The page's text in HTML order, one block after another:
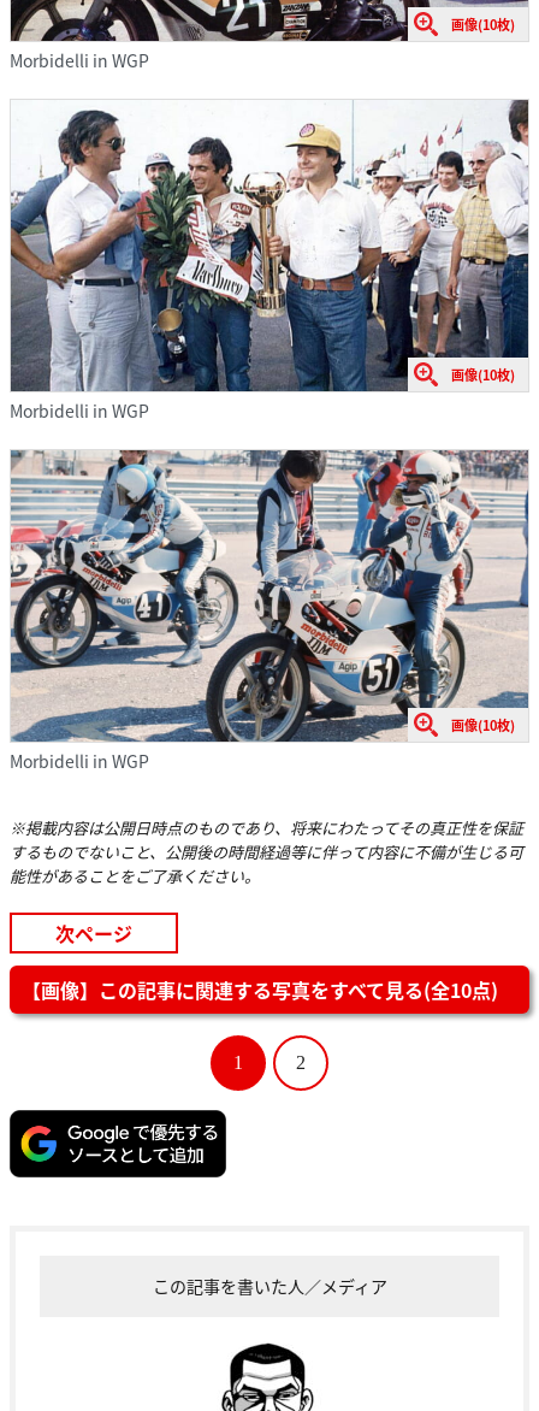
画像(10枚)
Morbidelli in WGP
画像(10枚)
Morbidelli in WGP
画像(10枚)
Morbidelli in WGP
※掲載内容は公開日時点のものであり、将来にわたってその真正性を保証
するものでないこと、公開後の時間経過等に伴って内容に不備が生じる可
能性があることをご了承ください。
次ページ
【画像】この記事に関連する写真をすべて見る(全10点)
1 2
この記事を書いた人／メディア